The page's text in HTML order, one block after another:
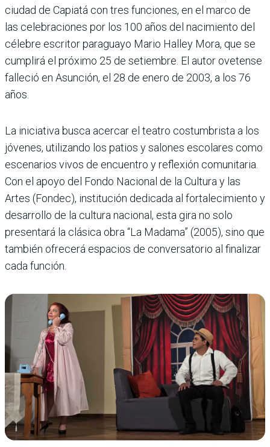
ciudad de Capiatá con tres funciones, en el marco de
las celebraciones por los 100 años del nacimiento del
célebre escritor paraguayo Mario Halley Mora, que se
cumplirá el próximo 25 de setiembre. El autor ovetense
falleció en Asunción, el 28 de enero de 2003, a los 76
años.
La iniciativa busca acercar el teatro costumbrista a los
jóvenes, utilizando los patios y salones escolares como
escenarios vivos de encuentro y reflexión comunitaria.
Con el apoyo del Fondo Nacional de la Cultura y las
Artes (Fondec), institución dedicada al fortalecimiento y
desarrollo de la cultura nacional, esta gira no solo
presentará la clásica obra “La Madama” (2005), sino que
también ofrecerá espacios de conversatorio al finalizar
cada función.